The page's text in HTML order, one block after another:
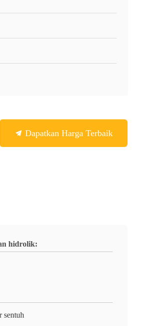
Dapatkan Harga Terbaik
hidrolik:
sentuh